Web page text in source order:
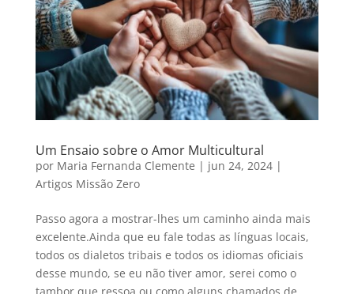
Um Ensaio sobre o Amor Multicultural
por Maria Fernanda Clemente | jun 24, 2024|
Artigos Missão Zero
Passo agora a mostrar-lhes um caminho ainda mais
excelente.Ainda que eu fale todas as línguas locais,
todos os dialetos tribais e todos os idiomas oficiais
desse mundo, se eu não tiver amor, serei como o